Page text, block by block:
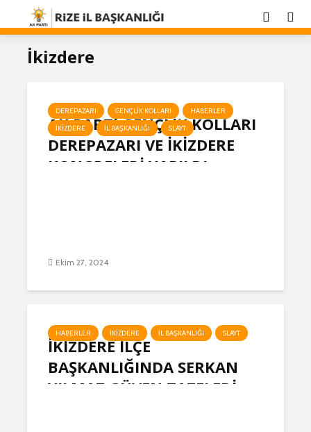
İkizdere
DEREPAZARI GENÇLIK KOLLARI
HABERLER
İKIZDERE
İL BAŞKANLIĞI SLAYT
AK PARTİ GENÇLİK KOLLARI
DEREPAZARI VE İKİZDERE
KONGRELERİ YAPILDI
Ekim 27, 2024
HABERLER İKIZDERE İL BAŞKANLIĞI SLAYT
İKİZDERE İLÇE
BAŞKANLIĞINDA SERKAN
YILMAZ GÜVEN TAZELEDİ